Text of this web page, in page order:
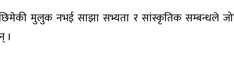
मुलुक नभई साझा सभ्यता र सांस्कृतिक सम्बन्धले
।